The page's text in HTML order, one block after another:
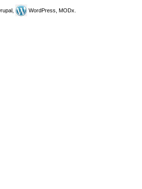
WordPress, MODx.